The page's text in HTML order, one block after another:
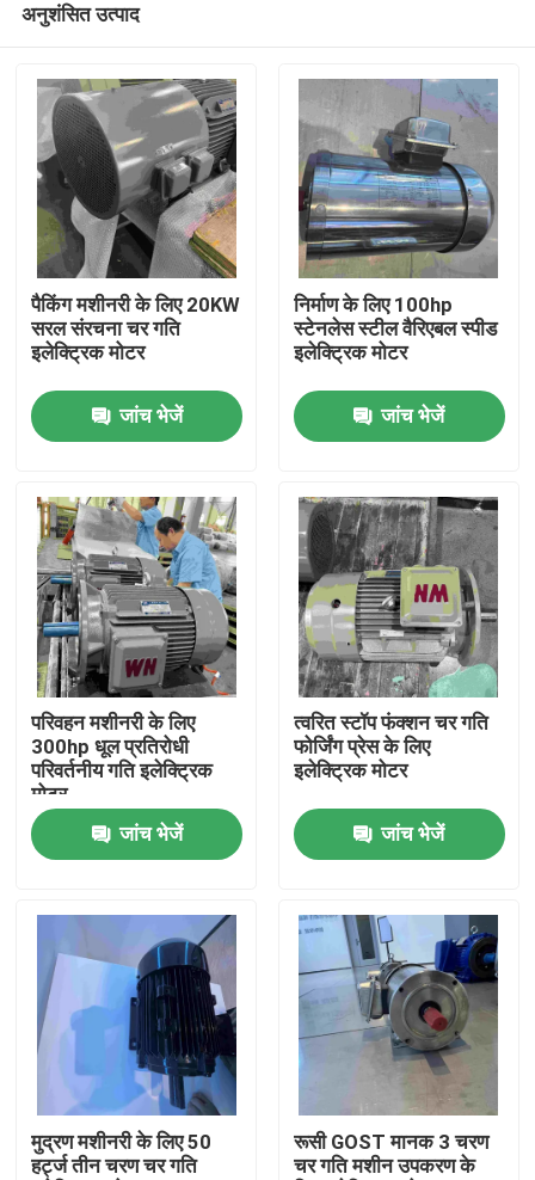
उत्पादों
वीडियो
हमारे बारे में
कारखाना भ्रमण
गुणवत्ता नियंत्रण
एक उद्धरण का अनुरोध करें
उच्च दक्षता वाली इलेक्ट्रिक मोटर
सिंगल फेज इलेक्ट्रिक मोटर्स
अनुशंसित उत्पाद
पैकिंग मशीनरी के लिए 20KW
सरल संरचना चर गति
इलेक्ट्रिक मोटर
जांच भेजें
निर्माण के लिए 100hp
स्टेनलेस स्टील वैरिएबल स्पीड
इलेक्ट्रिक मोटर
जांच भेजें
परिवहन मशीनरी के लिए
300hp धूल प्रतिरोधी
परिवर्तनीय गति इलेक्ट्रिक
मोटर
जांच भेजें
त्वरित स्टॉप फंक्शन चर गति
फोर्जिंग प्रेस के लिए
इलेक्ट्रिक मोटर
जांच भेजें
मुद्रण मशीनरी के लिए 50
हर्ट्ज तीन चरण चर गति
रूसी GOST मानक 3 चरण
चर गति मशीन उपकरण के